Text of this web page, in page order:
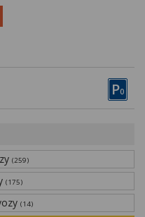
P0
366
(259)
(175)
(14)